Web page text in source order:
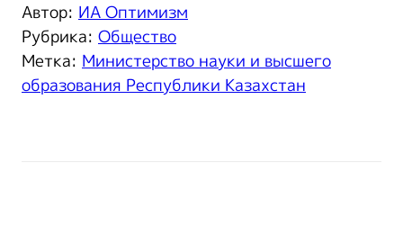
Автор: ИА Оптимизм
Рубрика: Общество
Метка: Министерство науки и высшего
образования Республики Казахстан